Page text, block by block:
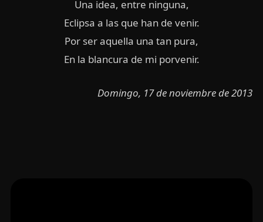
Una idea, entre ninguna,
Eclipsa a las que han de venir.
Por ser aquella una tan pura,
En la blancura de mi porvenir.
Domingo, 17 de noviembre de 2013